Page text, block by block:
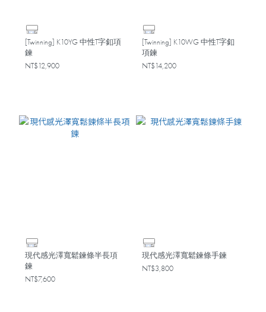
[Twinning] K10YG 中性T字釦項
鍊
NT$12,900
[Twinning] K10WG 中性T字釦
項鍊
NT$14,200
現代感光澤寬鬆鍊條半長項
鍊
NT$7,600
現代感光澤寬鬆鍊條手鍊
NT$3,800